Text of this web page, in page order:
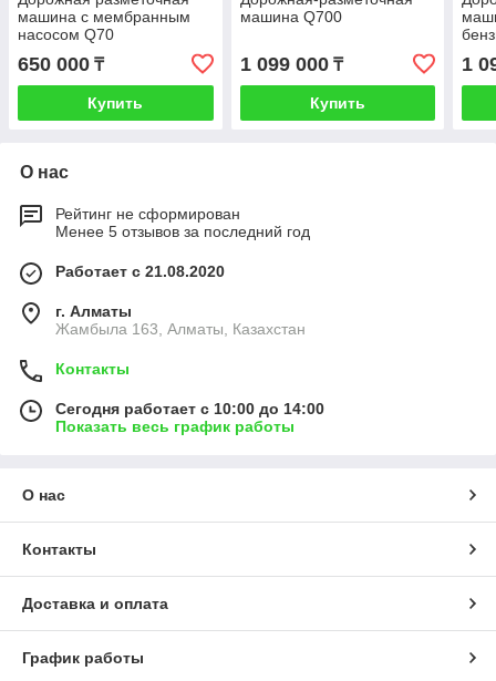
машина с мембранным
насосом Q70
650 000 ₸
Купить
машина Q700
1 099 000₸
Купить
1
О нас
Рейтинг не сформирован
Менее 5 отзывов за последний год
Работает с 21.08.2020
г. Алматы
Жамбыла 163, Алматы, Казахстан
Контакты
Сегодня работает с 10:00 до 14:00
Показать весь график работы
О нас
Контакты
Доставка и оплата
График работы